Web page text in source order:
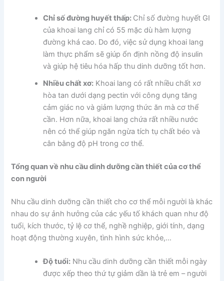
Chỉ số đường huyết thấp: Chỉ số đường huyết GI
của khoai lang chỉ có 55 mặc dù hàm lượng
đường khá cao. Do đó, việc sử dụng khoai lang
làm thực phẩm sẽ giúp ổn định nồng độ insulin
và giúp hệ tiêu hóa hấp thu dinh dưỡng tốt hơn.
Nhiều chất xơ: Khoai lang có rất nhiều chất xơ
hòa tan dưới dạng pectin với công dụng tăng
cảm giác no và giảm lượng thức ăn mà cơ thể
cần. Hơn nữa, khoai lang chứa rất nhiều nước
nên có thể giúp ngăn ngừa tích tụ chất béo và
cân bằng độ pH trong cơ thể.
Tổng quan về nhu cầu dinh dưỡng cần thiết của cơ thể
con người
Nhu cầu dinh dưỡng cần thiết cho cơ thể mỗi người là khác
nhau do sự ảnh hưởng của các yếu tố khách quan như độ
tuổi, kích thước, tỷ lệ cơ thể, nghề nghiệp, giới tính, dạng
hoạt động thường xuyên, tình hình sức khỏe,…
Độ tuổi: Nhu cầu dinh dưỡng cần thiết mỗi ngày
được xếp theo thứ tự giảm dần là trẻ em – người